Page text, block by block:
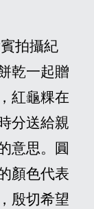
拍攝紀
乾一起贈
紅龜粿在
分送給親
意思。圓
顏色代表
殷切希望